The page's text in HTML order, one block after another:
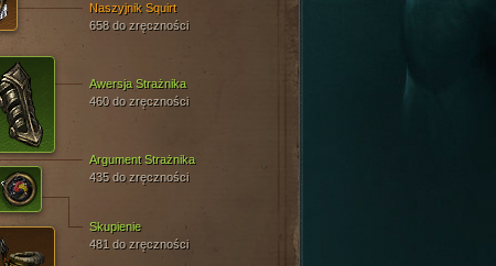
Awersja Strażnika
460 do zręczności
Argument Strażnika
435 do zręczności
Skupienie
481 do zręczności
Naszyjnik Squirt
658 do zręczności